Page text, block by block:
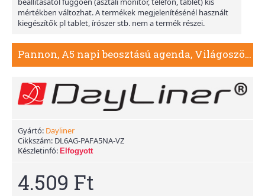
mértékben változhat. A termékek megjelenítésénél használt
kiegészítők pl tablet, írószer stb. nem a termék részei.
Pannon, A5 napi beosztású agenda, Világoszöld
Gyártó: Dayliner
Cikkszám: DL6AG-PAFA5NA-VZ
Készletinfó: Elfogyott
4.509 Ft